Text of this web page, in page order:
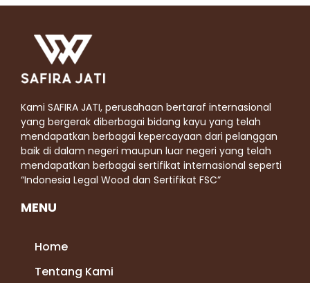
Kami SAFIRA JATI, perusahaan bertaraf internasional
yang bergerak diberbagai bidang kayu yang telah
mendapatkan berbagai kepercayaan dari pelanggan
baik di dalam negeri maupun luar negeri yang telah
mendapatkan berbagai sertifikat internasional seperti
“Indonesia Legal Wood dan Sertifikat FSC”
MENU
Home
Tentang Kami